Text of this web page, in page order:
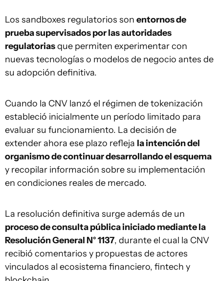
Los sandboxes regulatorios son entornos de
prueba supervisados por las autoridades
regulatoriasque permiten experimentar con
nuevas tecnologías o modelos de negocio antes de
su adopción definitiva.
Cuando la CNV lanzó el régimen de tokenización
estableció inicialmente un período limitado para
evaluar su funcionamiento. La decisión de
extender ahora ese plazo refleja la intención del
organismo de continuar desarrollando el esquema
y recopilar información sobre su implementación
en condiciones reales de mercado.
La resolución definitiva surge además de un
proceso de consulta pública iniciado mediante la
Resolución General N° 1137, durante el cual la CNV
recibió comentarios y propuestas de actores
vinculados al ecosistema financiero, fintech y